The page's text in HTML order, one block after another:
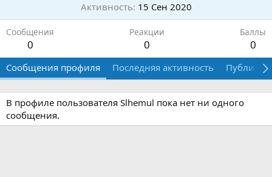
Активность 15 Сен 2020
Сообщения
0
Реакции
0
Баллы
0
Сообщения профиля Последняя активность
В профиле пользователя Slhemul пока нет ни одного
сообщения.